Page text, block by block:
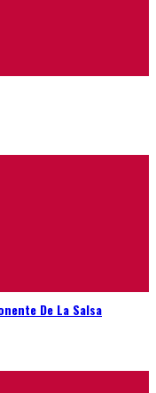
De La Salsa